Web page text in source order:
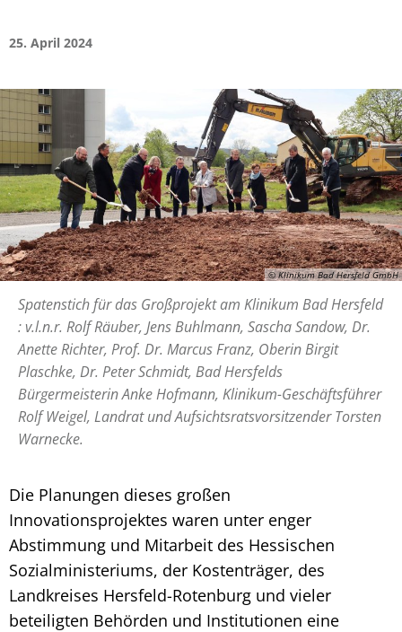
25. April 2024
© Klinikum Bad Hersfeld GmbH
Spatenstich für das Großprojekt am Klinikum Bad Hersfeld
: v.l.n.r. Rolf Räuber, Jens Buhlmann, Sascha Sandow, Dr.
Anette Richter, Prof. Dr. Marcus Franz, Oberin Birgit
Plaschke, Dr. Peter Schmidt, Bad Hersfelds
Bürgermeisterin Anke Hofmann, Klinikum-Geschäftsführer
Rolf Weigel, Landrat und Aufsichtsratsvorsitzender Torsten
Warnecke.
Die Planungen dieses großen
Innovationsprojektes waren unter enger
Abstimmung und Mitarbeit des Hessischen
Sozialministeriums, der Kostenträger, des
Landkreises Hersfeld-Rotenburg und vieler
beteiligten Behörden und Institutionen eine